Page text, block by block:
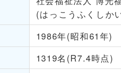
(はっこうふくしか
1986年(昭和61年)
1319名(R7.4時点)